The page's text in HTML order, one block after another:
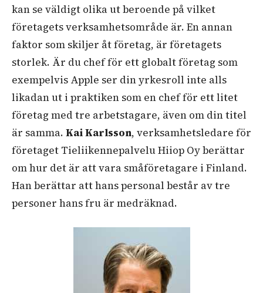
kan se väldigt olika ut beroende på vilket
företagets verksamhetsområde är. En annan
faktor som skiljer åt företag, är företagets
storlek. Är du chef för ett globalt företag som
exempelvis Apple ser din yrkesroll inte alls
likadan ut i praktiken som en chef för ett litet
företag med tre arbetstagare, även om din titel
är samma. Kai Karlsson, verksamhetsledare för
företaget Tieliikennepalvelu Hiiop Oy berättar
om hur det är att vara småföretagare i Finland.
Han berättar att hans personal består av tre
personer hans fru är medräknad.